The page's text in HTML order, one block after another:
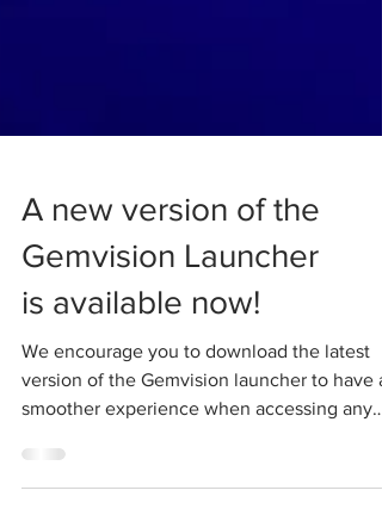
A new version of the
Gemvision Launcher
is available now!
We encourage you to download the latest
version of the Gemvision launcher to have a